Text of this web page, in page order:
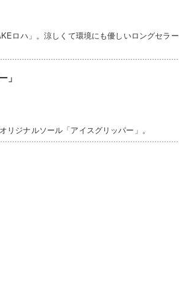
ロハ」。涼しくて環境にも優しいロングセラー
」
ジナルソール「アイスグリッパー」。